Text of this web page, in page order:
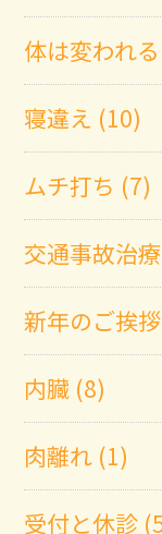
体は変われ
寝違え (10)
ムチ打ち (7)
交通事故治
新年のご挨
内臓 (8)
肉離れ (1)
受付と休診